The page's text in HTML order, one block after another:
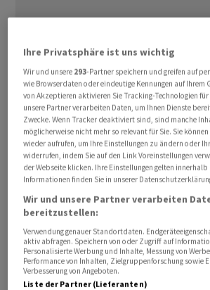
Macron meinte, der Einsatz gegen die
Schattenflotte zeige die
Europäer. "Wir werden die
Sanktionen umgehen und die
Kriegsanstrengungen finanzieren
betonte, um die russische
Vorgehen der russischen
direkte Gefahr für die Sicherheit auf
Umwelt.
Frankreich hat in den vergangenen
Ihre Privatsphäre ist uns wichtig
Wir und unsere 293-Partner speichern und greifen auf
wie Browserdaten oder eindeutige Kennungen auf Ihrem
von Akzeptieren aktivieren Sie Tracking-Technologien
unsere Partner verarbeiten Daten, um Ihnen Dienste
Zwecke. Wenn Tracker deaktiviert sind, sind manche
möglicherweise nicht mehr so relevant für Sie. Sie
wieder aufrufen, um Ihre Einstellungen zu ändern oder
widerrufen, indem Sie auf den Link Voreinstellungen
der Webseite klicken. Ihre Einstellungen gelten innerhalb
Informationen finden Sie in unserer
Wir und unsere Partner verarbeiten
bereitzustellen:
Verwendung genauer Standortdaten.
aktiv abfragen. Speichern von oder Zugriff auf
Personalisierte Werbung und Inhalte, Messung von
Performance von Inhalten, Zielgruppenforschung sowie
Verbesserung von Angeboten.
Liste der Partner (Lieferanten)